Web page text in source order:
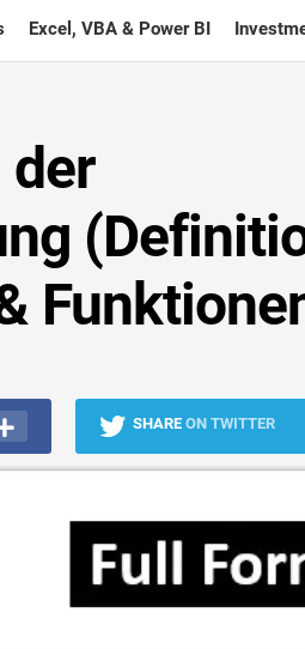
Excel, VBA & Power BI
der
SHARE ON TWITTER